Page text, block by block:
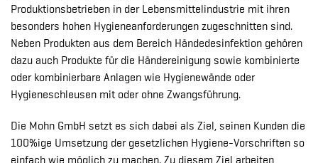
Produktionsbetrieben in der Lebensmittelindustrie mit ihren
besonders hohen Hygieneanforderungen zugeschnitten sind.
Neben Produkten aus dem Bereich Händedesinfektion gehören
dazu auch Produkte für die Händereinigung sowie kombinierte
oder kombinierbare Anlagen wie Hygienewände oder
Hygieneschleusen mit oder ohne Zwangsführung.
Die Mohn GmbH setzt es sich dabei als Ziel, seinen Kunden die
100%ige Umsetzung der gesetzlichen Hygiene-Vorschriften so